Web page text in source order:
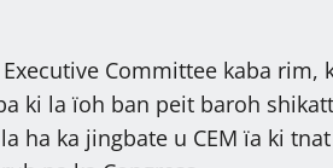
Committee kaba rim,
ki la ïoh ban peit baroh
ha ka jingbate u CEM ïa ki tnat